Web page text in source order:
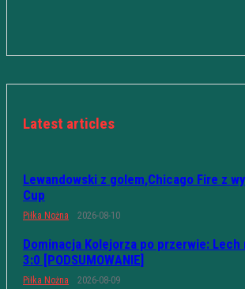
Latest articles
Lewandowski z golem,Chicago Fire z
Cup
Piłka Nożna 2026-08-10
Dominacja Kolejorza po przerwie: Lech
3:0 [PODSUMOWANIE]
Piłka Nożna 2026-08-09